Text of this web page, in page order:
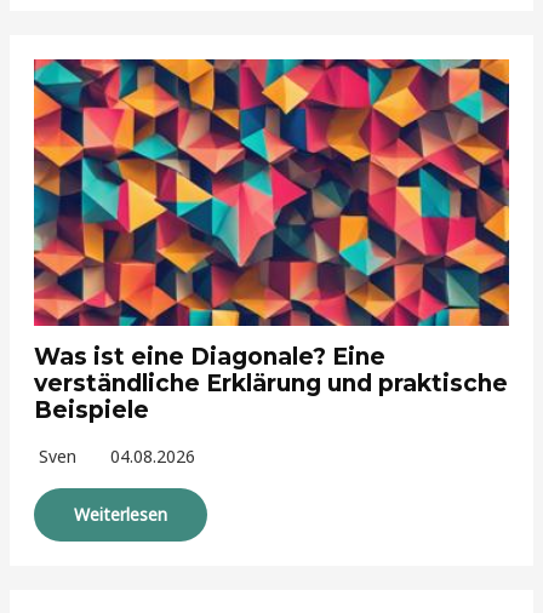
Was ist eine Diagonale? Eine
verständliche Erklärung und praktische
Beispiele
Sven 04.08.2026
Weiterlesen